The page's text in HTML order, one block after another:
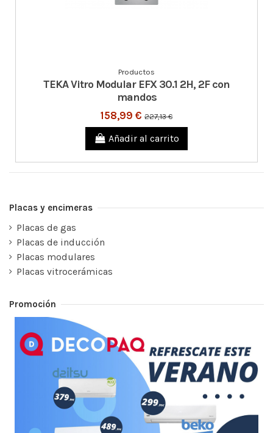
Productos
TEKA Vitro Modular EFX 30.1 2H, 2F con
mandos
158,99 € 227,13 €
Añadir al carrito
Placas y encimeras
Placas de gas
Placas de inducción
Placas modulares
Placas vitrocerámicas
Promoción